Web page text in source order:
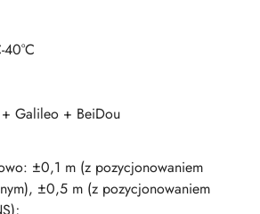
40°C
Galileo + BeiDou
±0,1 m (z pozycjonowaniem
±0,5 m (z pozycjonowaniem